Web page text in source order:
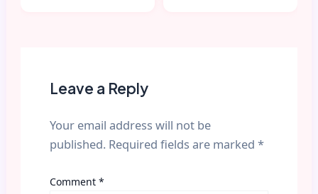
Leave a Reply
Your email address will not be
published. Required fields are marked *
Comment *